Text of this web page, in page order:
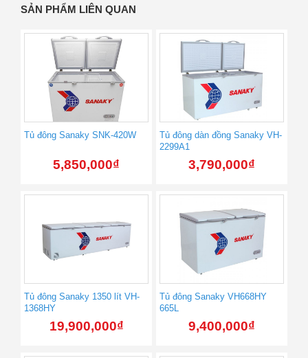
SẢN PHẨM LIÊN QUAN
Tủ đông Sanaky SNK-420W
5,850,000₫
Tủ đông dàn đồng Sanaky VH-
2299A1
3,790,000₫
Tủ đông Sanaky 1350 lít VH-
1368HY
19,900,000₫
Tủ đông Sanaky VH668HY
665L
9,400,000₫